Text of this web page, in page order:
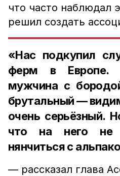
что часто наблюдал
решил создать
«Нас подкупил
ферм в Европе.
мужчина с
брутальный —
очень серьёзный.
что на него не
нянчиться с
— рассказал глава